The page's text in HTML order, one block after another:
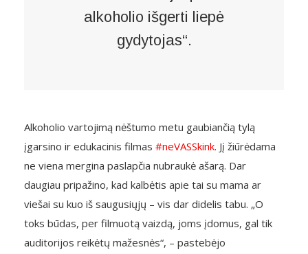
alkoholio išgerti liepė
gydytojas“.
Alkoholio vartojimą nėštumo metu gaubiančią tylą
įgarsino ir edukacinis filmas #neVASSkink. Jį žiūrėdama
ne viena mergina paslapčia nubraukė ašarą. Dar
daugiau pripažino, kad kalbėtis apie tai su mama ar
viešai su kuo iš saugusiųjų – vis dar didelis tabu. „O
toks būdas, per filmuotą vaizdą, joms įdomus, gal tik
auditorijos reikėtų mažesnės“, – pastebėjo